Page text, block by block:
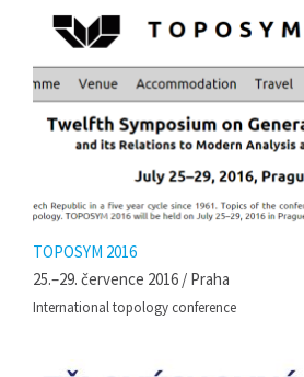
TOPOSYM 2016
25.–29. července 2016 / Praha
International topology conference